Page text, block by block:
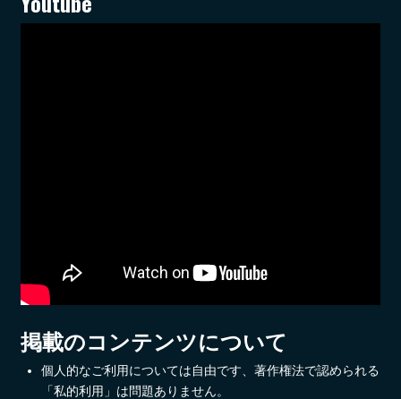
掲載のコンテンツについて
個人的なご利用については自由です、著作権法で認められる
「私的利用」は問題ありません。